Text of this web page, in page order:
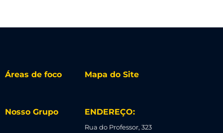
Áreas de foco Mapa do Site
Nosso Grupo ENDEREÇO:
Rua do Professor, 323